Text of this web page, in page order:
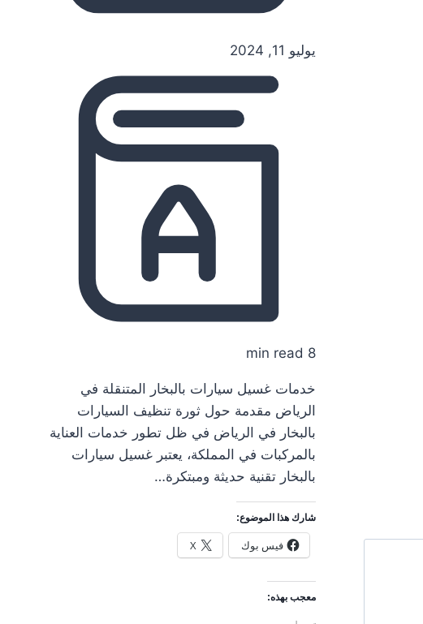
يوليو 11, 2024
8 min read
خدمات غسيل سيارات بالبخار المتنقلة في
الرياض مقدمة حول ثورة تنظيف السيارات
بالبخار في الرياض في ظل تطور خدمات العناية
بالمركبات في المملكة، يعتبر غسيل سيارات
بالبخار تقنية حديثة ومبتكرة…
شارك هذا الموضوع:
فيس بوك X
معجب بهذه: